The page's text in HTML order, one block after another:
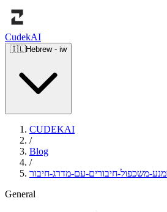
CudekAI
🇮🇱Hebrew- iw
CUDEKAI
/
Blog
/
משכפול-חיבורים-עם-מדרג-חיבור
General